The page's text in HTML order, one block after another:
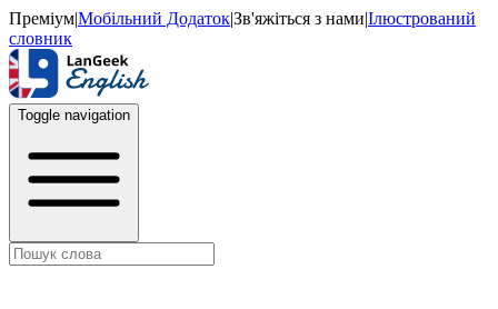
Преміум|Мобільний Додаток|Зв'яжіться з нами|Ілюстрований
словник
Toggle navigation